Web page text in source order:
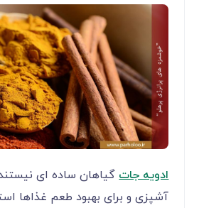
ادویه جاتگیاهان ساده ای
آشپزی و برای بهبود طعم غذاها